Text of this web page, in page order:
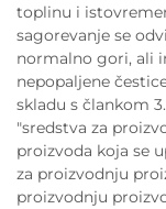
toplinu i
sagorevanje se
normalno gori, ali
nepopaljene
skladu s člankom
"sredstva za
proizvoda koja se
za proizvodnju
proizvodnju